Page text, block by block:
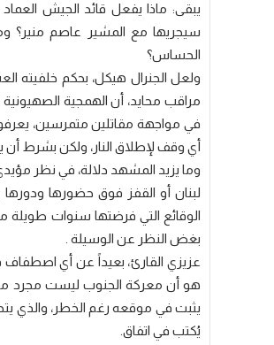
يبقى: ماذا يفعل قائد الجيش
سيجريها مع المشير عاصم منير؟
الحساس؟
ولعل الجنرال هيكل، بحكم خلفيته
مراقب محايد، أن الهمجية
في مواجهة مقاتلين متمرسين،
أي وقف لإطلاق النار، ولكن بشرط أن
وما يزيد المشهد دلالة، في نظر
لبنان أو القفز فوق حضورها ودورها
الوقائع التي فرضتها سنوات طويلة
بغض النظر عن الوسيلة .
عزيزي القارئ، بعيداً عن أي اصطفاف
هو أن معركة الجنوب ليست مجرد
يثبت في موقعه رغم الخطر، والذي
يُكتب في اتفاق.